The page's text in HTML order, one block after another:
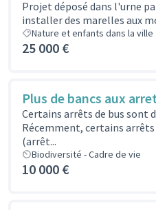
Projet déposé dans l'urne
installer des marelles aux
Nature et enfants dans la ville
25 000 €
Plus de bancs aux
Certains arrêts de bus sont
Récemment, certains
(arrêt...
Biodiversité - Cadre de vie
10 000 €